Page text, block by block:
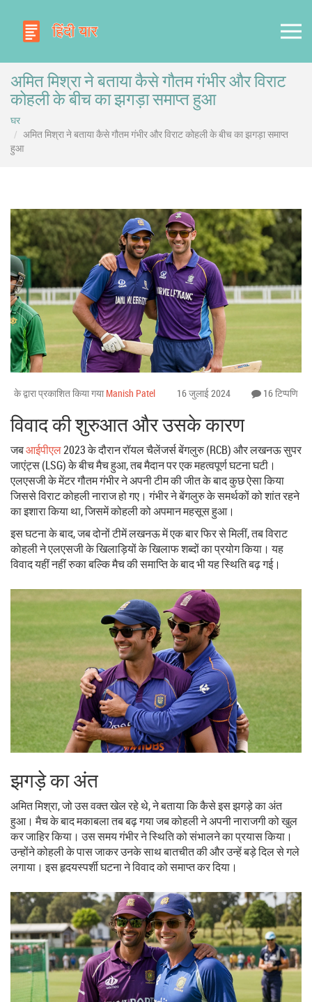
अमित मिश्रा ने बताया कैसे गौतम गंभीर और विराट
कोहली के बीच का झगड़ा समाप्त हुआ
घर
अमित मिश्रा ने बताया कैसे गौतम गंभीर और विराट कोहली के बीच का झगड़ा समाप्त
हुआ
के द्वारा प्रकाशित किया गया Manish Patel 16 जुलाई 2024 16 टिप्पणि
विवाद की शुरुआत और उसके कारण
जबआईपीएल2023 के दौरान रॉयल चैलेंजर्स बेंगलुरु (RCB) और लखनऊ सुपर
जाएंट्स (LSG) के बीच मैच हुआ, तब मैदान पर एक महत्वपूर्ण घटना घटी।
एलएसजी के मेंटर गौतम गंभीर ने अपनी टीम की जीत के बाद कुछ ऐसा किया
जिससे विराट कोहली नाराज हो गए। गंभीर ने बेंगलुरु के समर्थकों को शांत रहने
का इशारा किया था, जिसमें कोहली को अपमान महसूस हुआ।
इस घटना के बाद, जब दोनों टीमें लखनऊ में एक बार फिर से मिलीं, तब विराट
कोहली ने एलएसजी के खिलाड़ियों के खिलाफ शब्दों का प्रयोग किया। यह
विवाद यहीं नहीं रुका बल्कि मैच की समाप्ति के बाद भी यह स्थिति बढ़ गई।
झगड़े का अंत
अमित मिश्रा, जो उस वक्त खेल रहे थे, ने बताया कि कैसे इस झगड़े का अंत
हुआ। मैच के बाद मकाबला तब बढ़ गया जब कोहली ने अपनी नाराजगी को खुल
कर जाहिर किया। उस समय गंभीर ने स्थिति को संभालने का प्रयास किया।
उन्होंने कोहली के पास जाकर उनके साथ बातचीत की और उन्हें बड़े दिल से गले
लगाया। इस हृदयस्पर्शी घटना ने विवाद को समाप्त कर दिया।